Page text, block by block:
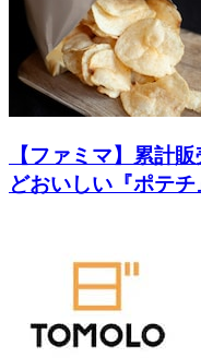
【ファミマ】累計
どおいしい『ポテチ